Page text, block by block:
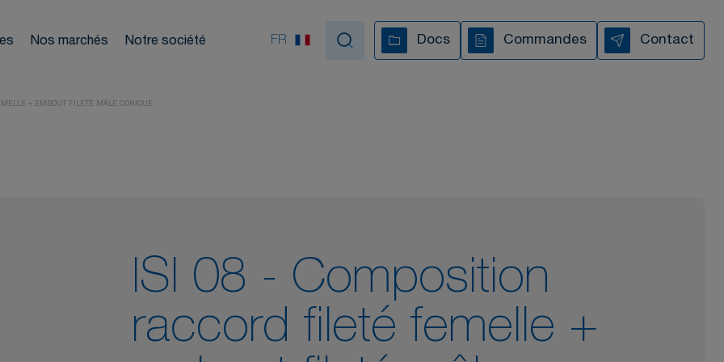
Nous vous accompagnons à
Nos marchés Notre société FR Docs Commandes Contact
+ EMBOUT FILETÉ MÂLE CONIQUE
ISI 08 - Composition
raccord fileté femelle +